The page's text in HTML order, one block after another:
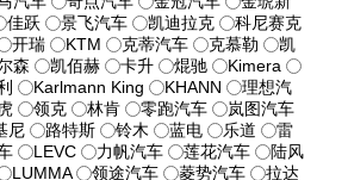
佳跃 景飞汽车 凯迪拉克
科尼赛克
开瑞 KTM 克蒂汽车 克慕勒
凯
森 凯佰赫 卡升 焜驰
Kimera
Karlmann King KHANN
理想汽
领克 林肯 零跑汽车
岚图汽车
尼 路特斯 铃木 蓝电 乐道
雷
LEVC 力帆汽车 莲花汽车
陆风
LUMMA 领途汽车 菱势汽车
拉达